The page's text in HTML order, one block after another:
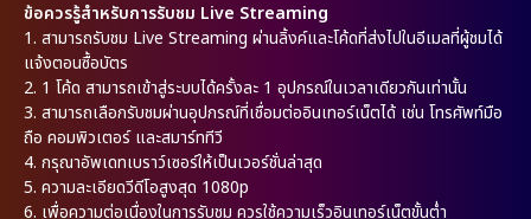
ข้อควรรู้สำหรับการรับชม Live Streaming
1. สามารถรับชม Live Streaming ผ่านลิ้งค์และโค้ดที่ส่งไปในอีเมลที่ผู้ชมได้
แจ้งตอนซื้อบัตร
2. 1 โค้ด สามารถเข้าสู่ระบบได้ครั้งละ 1 อุปกรณ์ในเวลาเดียวกันเท่านั้น
3. สามารถเลือกรับชมผ่านอุปกรณ์ที่เชื่อมต่ออินเทอร์เน็ตได้ เช่น โทรศัพท์มือ
ถือ คอมพิวเตอร์ และสมาร์ททีวี
4. กรุณาอัพเดทเบราว์เซอร์ให้เป็นเวอร์ชั่นล่าสุด
5. ความละเอียดวีดีโอสูงสุด 1080p
6. เพื่อความต่อเนื่องในการรับชม ควรใช้ความเร็วอินเทอร์เน็ตขั้นต่ำ